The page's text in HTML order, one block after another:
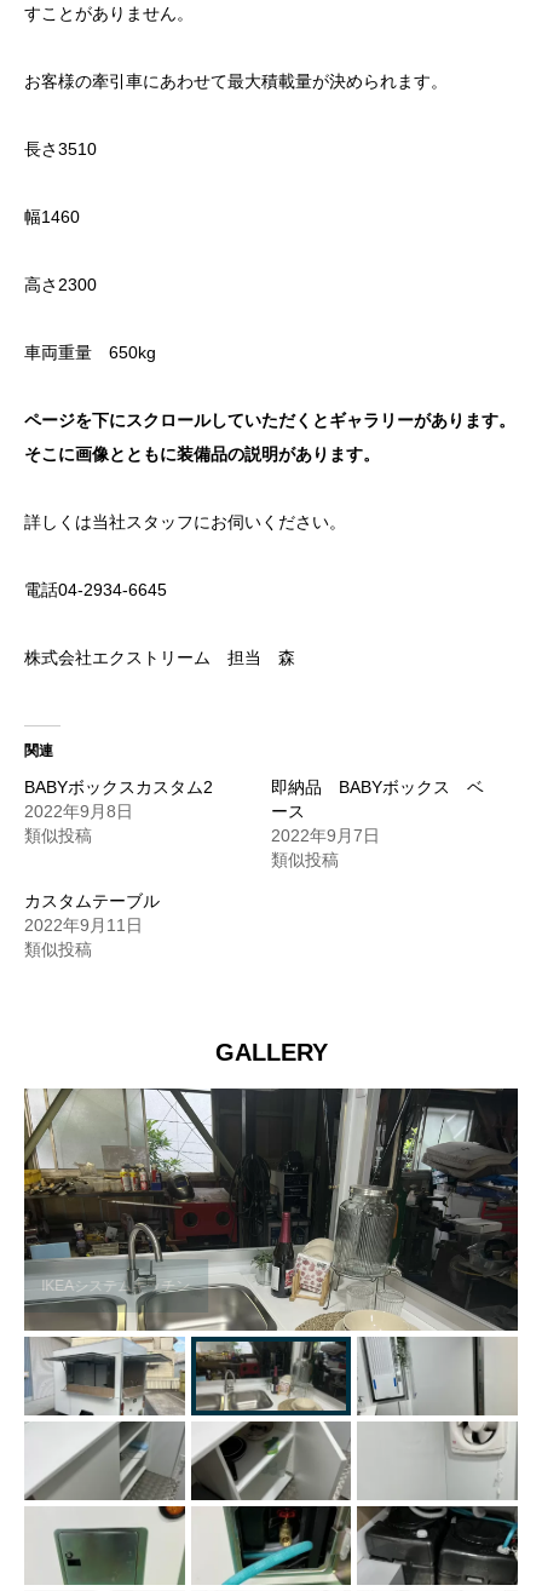
すことがありません。
お客様の牽引車にあわせて最大積載量が決められます。
長さ3510
幅1460
高さ2300
車両重量 650kg
ページを下にスクロールしていただくとギャラリーがあります。
そこに画像とともに装備品の説明があります。
詳しくは当社スタッフにお伺いください。
電話04-2934-6645
株式会社エクストリーム 担当 森
関連
BABYボックスカスタム2
2022年9月8日
類似投稿
即納品 BABYボックス ベ
ース
2022年9月7日
類似投稿
カスタムテーブル
2022年9月11日
類似投稿
GALLERY
IKEAシステムキッチン